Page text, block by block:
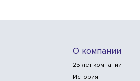
О компании
25 лет компании
История